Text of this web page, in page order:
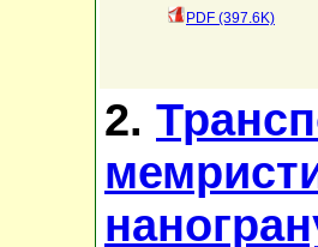
PDF (397.6K)
2.